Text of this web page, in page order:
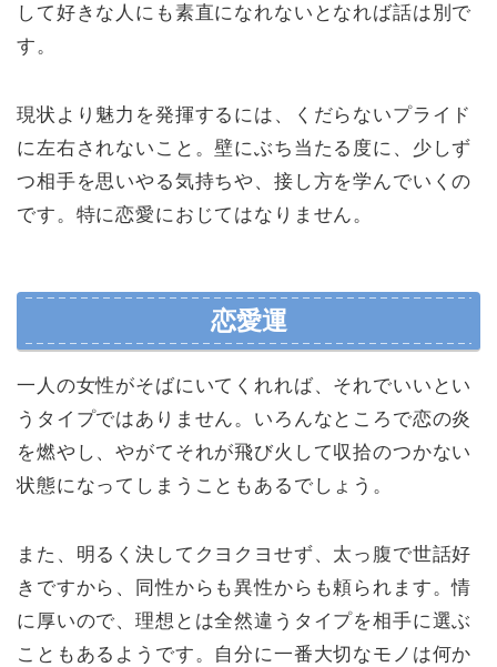
して好きな人にも素直になれないとなれば話は別で
す。
現状より魅力を発揮するには、くだらないプライド
に左右されないこと。壁にぶち当たる度に、少しず
つ相手を思いやる気持ちや、接し方を学んでいくの
です。特に恋愛におじてはなりません。
恋愛運
一人の女性がそばにいてくれれば、それでいいとい
うタイプではありません。いろんなところで恋の炎
を燃やし、やがてそれが飛び火して収拾のつかない
状態になってしまうこともあるでしょう。
また、明るく決してクヨクヨせず、太っ腹で世話好
きですから、同性からも異性からも頼られます。情
に厚いので、理想とは全然違うタイプを相手に選ぶ
こともあるようです。自分に一番大切なモノは何か